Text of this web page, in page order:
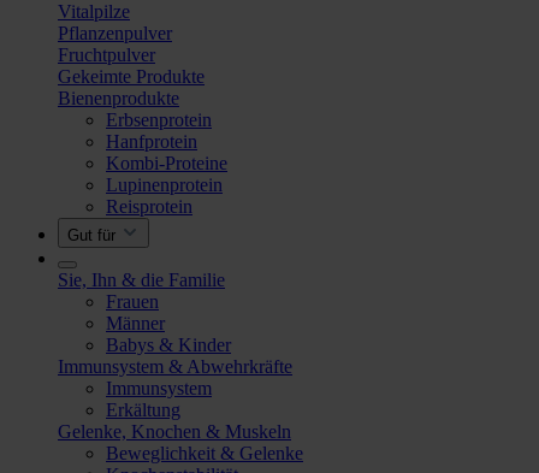
Vitalpilze
Pflanzenpulver
Fruchtpulver
Gekeimte Produkte
Bienenprodukte
Erbsenprotein
Hanfprotein
Kombi-Proteine
Lupinenprotein
Reisprotein
Gut für
Sie, Ihn & die Familie
Frauen
Männer
Babys & Kinder
Immunsystem & Abwehrkräfte
Immunsystem
Erkältung
Gelenke, Knochen & Muskeln
Beweglichkeit & Gelenke